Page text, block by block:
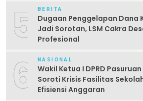
5 BERITA
Dugaan Penggelapan Dana
Jadi Sorotan, LSM Cakra
Profesional
6 NASIONAL
Wakil Ketua I DPRD
Soroti Krisis Fasilitas
Efisiensi Anggaran